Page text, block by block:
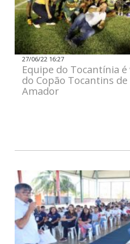
27/06/22 16:27
Equipe do Tocantínia é
do Copão Tocantins
Amador